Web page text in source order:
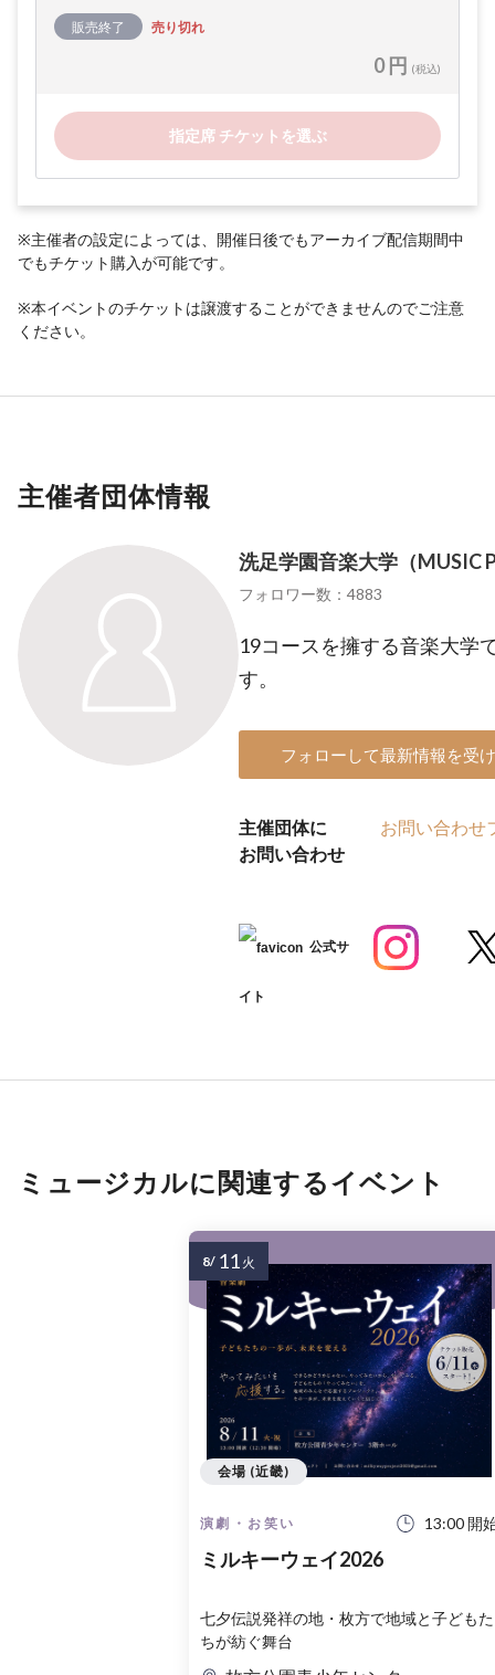
販売終了 売り切れ
0 円 (税込)
指定席 チケットを選ぶ
※主催者の設定によっては、開催日後でもアーカイブ配信期間中
でもチケット購入が可能です。
※本イベントのチケットは譲渡することができませんのでご注意
ください。
主催者団体情報
洗足学園音楽大学（MUSIC
フォロワー数：4883
19コースを擁する音楽大学
す。
フォローして最新情報を受
主催団体に
お問い合わせ
お問い合わせ
公式サ
イト
ミュージカルに関連するイベント
演劇・お笑い 13:00 開
ミルキーウェイ2026
七夕伝説発祥の地・枚方で地域と子どもた
ちが紡ぐ舞台
会場 (近畿)
8/ 11 火